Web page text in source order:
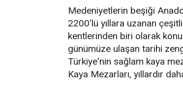
Medeniyetlerin beşiği
2200'lü yıllara uzanan
kentlerinden biri olarak
günümüze ulaşan tarihi
Türkiye'nin sağlam kaya
Kaya Mezarları, yıllardır